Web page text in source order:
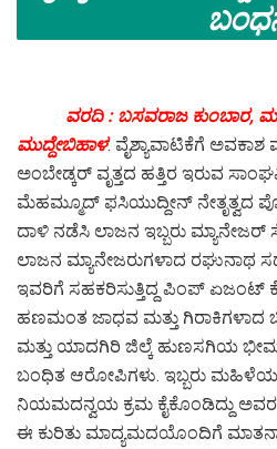
ವರದಿ : ಬಸವರಾಜ ಕುಂಬಾರ,
ಮುದ್ದೇಬಿಹಾಳ: ವೈಶ್ಯಾವಾಟಿಕೆಗೆ ಅವಕಾಶ
ಅಂಬೇಡ್ಕರ್ ವೃತ್ತದ ಹತ್ತಿರ ಇರುವ
ಮೆಹಮ್ಮೂದ್ ಫಸಿಯುದ್ದೀನ್ ನೇತೃತ್ವದ
ದಾಳಿ ನಡೆಸಿ ಲಾಜನ ಇಬ್ಬರು ಮ್ಯಾನೇಜರ್
ಲಾಜನ‌ ಮ್ಯಾನೇಜರುಗಳಾದ ರಘುನಾಥ
ಇವರಿಗೆ ಸಹಕರಿಸುತ್ತಿದ್ದ ಪಿಂಪ್‌ ಏಜಂಟ್
ಹಣಮಂತ ಜಾಧವ ಮತ್ತು
ಮತ್ತು ಯಾದಗಿರಿ ಜಿಲ್ಕೆ ಹುಣಸಗಿಯ
ಬಂಧಿತ ಆರೋಪಿಗಳು. ಇಬ್ಬರು
ನಿಯಮದನ್ವಯ ಕ್ರಮ ಕೈಕೊಂಡಿದ್ದು
ಈ ಕುರಿತು ಮಾದ್ಯಮದಯೊಂದಿಗೆ